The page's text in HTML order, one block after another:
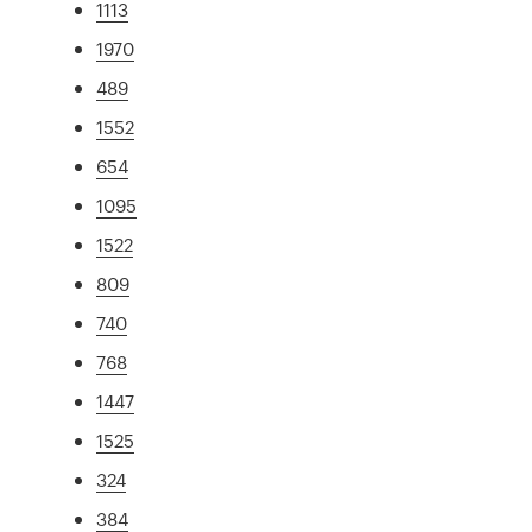
1113
1970
489
1552
654
1095
1522
809
740
768
1447
1525
324
384